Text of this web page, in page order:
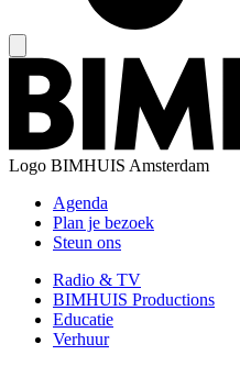
Logo BIMHUIS Amsterdam
Agenda
Plan je bezoek
Steun ons
Radio & TV
BIMHUIS Productions
Educatie
Verhuur